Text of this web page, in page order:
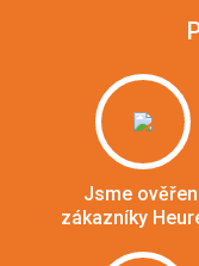
Jsme
zákazníky